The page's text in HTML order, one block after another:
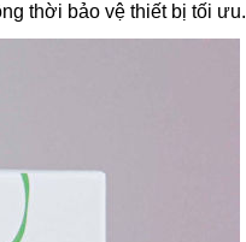
thời bảo vệ thiết bị tối ưu.